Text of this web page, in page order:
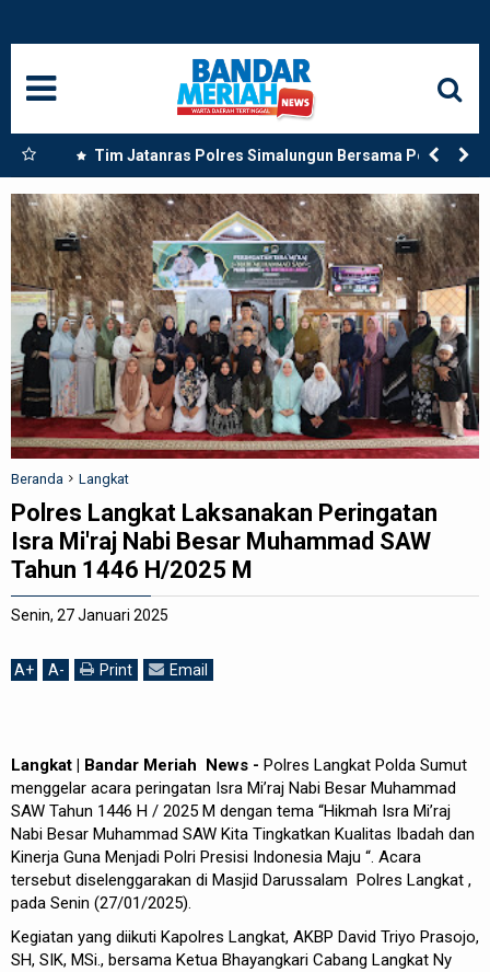
Tim Jatanras Polres Simalungun Bersama Polsek
Gunung Malela Tangkap Tersangka Curas di Riau Usai
Buron Lintas Provinsi
Beranda Langkat
Polres Langkat Laksanakan Peringatan
Isra Mi'raj Nabi Besar Muhammad SAW
Tahun 1446 H/2025 M
Senin, 27 Januari 2025
A+ A- Print Email
Langkat | Bandar Meriah News - Polres Langkat Polda Sumut
menggelar acara peringatan Isra Mi’raj Nabi Besar Muhammad
SAW Tahun 1446 H / 2025 M dengan tema “Hikmah Isra Mi’raj
Nabi Besar Muhammad SAW Kita Tingkatkan Kualitas Ibadah dan
Kinerja Guna Menjadi Polri Presisi Indonesia Maju “. Acara
tersebut diselenggarakan di Masjid Darussalam Polres Langkat ,
pada Senin (27/01/2025).
Kegiatan yang diikuti Kapolres Langkat, AKBP David Triyo Prasojo,
SH, SIK, MSi., bersama Ketua Bhayangkari Cabang Langkat Ny
NASIONAL
SUMUT
MEDAN
LANGKAT
ACEH
BISNIS
EDUKASI
ADVETORIAL
REDAKSI